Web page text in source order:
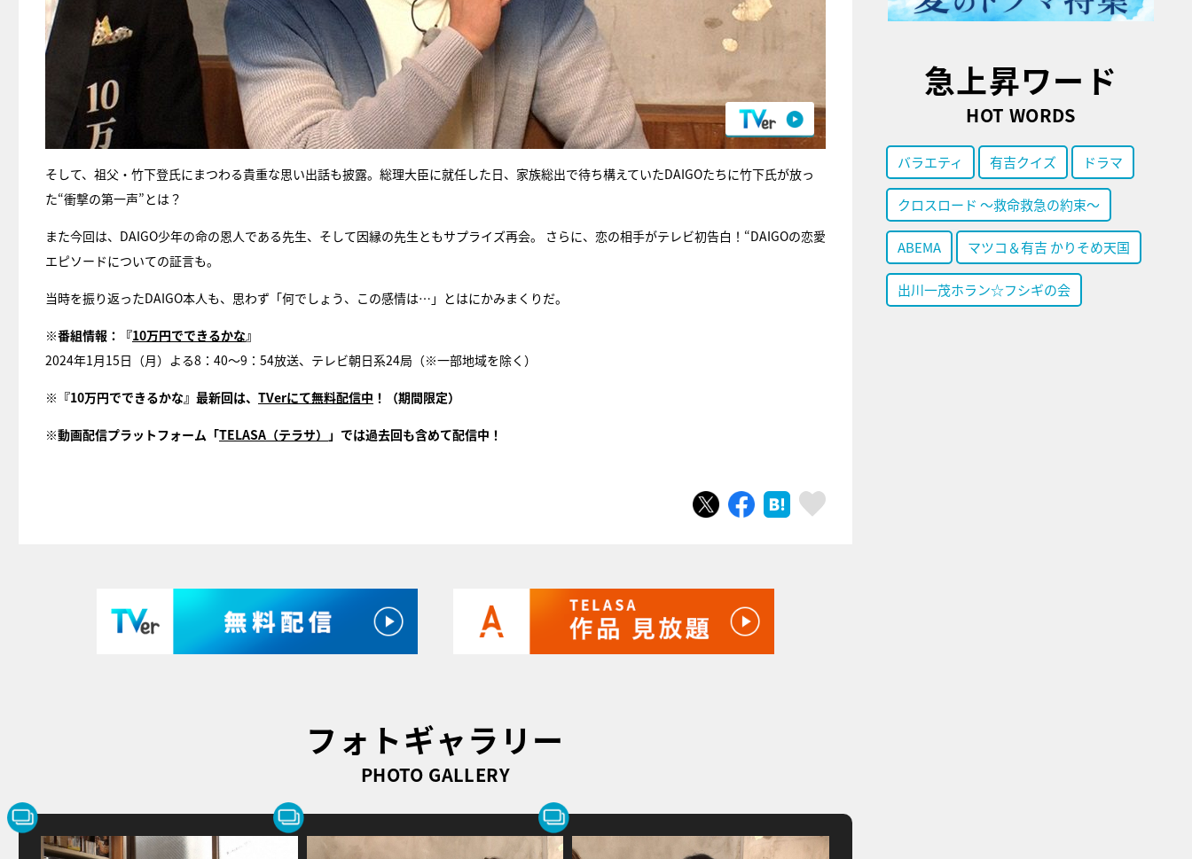
そして、祖父・竹下登氏にまつわる貴重な思い出話も披露。総理大臣に就任した日、家族総出で待ち構えていたDAIGOたちに竹下氏が放っ
た“衝撃の第一声”とは？
また今回は、DAIGO少年の命の恩人である先生、そして因縁の先生ともサプライズ再会。 さらに、恋の相手がテレビ初告白！“DAIGOの恋愛
エピソードについての証言も。
当時を振り返ったDAIGO本人も、思わず「何でしょう、この感情は…」とはにかみまくりだ。
※番組情報：『10万円でできるかな』
2024年1月15日（月）よる8：40～9：54放送、テレビ朝日系24局（※一部地域を除く）
※『10万円でできるかな』最新回は、 TVerにて無料配信中 ！（期間限定）
※動画配信プラットフォーム「TELASA（テラサ） 」では過去回も含めて配信中！
ツイートシェア はてブ
フォトギャラリー
PHOTO GALLERY
急上昇ワード
HOT WORDS
バラエティ 有吉クイズ ドラマ
クロスロード ～救命救急の約束～
ABEMA マツコ＆有吉 かりそめ天国
出川一茂ホラン☆フシギの会